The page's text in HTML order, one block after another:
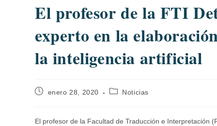
El profesor de la FTI
experto en la
la inteligencia artificial
enero 28, 2020 Noticias
El profesor de la Facultad de Traducción e Interpretación